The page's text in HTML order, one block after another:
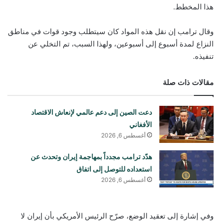
هذا المخطط.
وقال ترامب إن نقل هذه المواد كان سيتطلب وجود قوات في مناطق
النزاع لمدة أسبوع إلى أسبوعين، ولهذا السبب، تم التخلي عن
تنفيذه.
مقالات ذات صلة
دعت الصين إلى دعم عالمي لإنعاش الاقتصاد
الأفغاني
أغسطس 6, 2026
هدّد ترامب مجدداً بمهاجمة إيران وتحدث عن
استعداده للتوصل إلى اتفاق
أغسطس 6, 2026
وفي إشارة إلى تعقيد الوضع، صرّح الرئيس الأمريكي بأن إيران لا